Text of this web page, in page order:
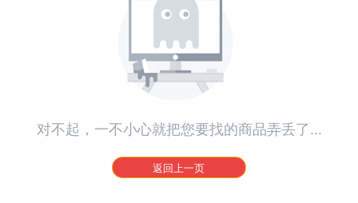
对不起，一不小心就把您要找的商品弄丢了...
返回上一页